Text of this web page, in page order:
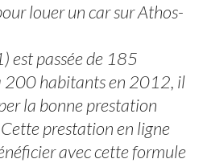
louer un car sur Athos-
est passée de 185
200 habitants en 2012, il
la bonne prestation
prestation en ligne
avec cette formule